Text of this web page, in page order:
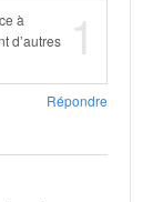
1
à
d’autres
Répondre